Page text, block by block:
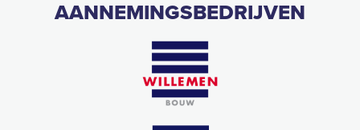
AANNEMINGSBEDRIJVEN